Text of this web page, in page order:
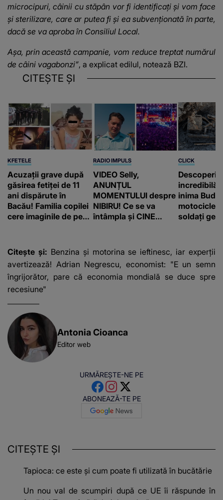
microcipuri, câinii cu stăpân vor fi identificați și vom face
și sterilizare, care ar putea fi și ea subvenționată în parte,
dacă se va aproba în Consiliul Local.
Așa, prin această campanie, vom reduce treptat numărul
de câini vagabonzi”, a explicat edilul, notează BZI.
CITEȘTE ȘI
KFETELE
Acuzații grave după
găsirea fetiței de 11
ani dispărute în
Bacău! Familia copilei
cere imaginile de pe
a mai dus sora mea...”
RADIO IMPULS
VIDEO Selly,
ANUNȚUL
MOMENTULUI despre
NIBIRU! Ce se va
întâmpla și CINE
e ciudă că..."
CLICK
incredibilă
inima
soldați
Citește și: Benzina și motorina se ieftinesc, iar experții
avertizează! Adrian Negrescu, economist: "E un semn
îngrijorător, pare că economia mondială se duce spre
recesiune"
Antonia Cioanca
Editor web
URMĂREȘTE-NE PE
ABONEAZĂ-TE PE
CITEȘTE ȘI
Tapioca: ce este și cum poate fi utilizată în bucătărie
Un nou val de scumpiri după ce UE îi răspunde în